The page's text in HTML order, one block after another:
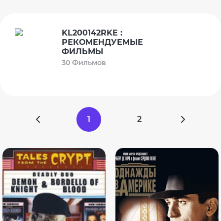
KL200142RKE :
РЕКОМЕНДУЕМЫЕ
ФИЛЬМЫ
30 Фильмов
1 2